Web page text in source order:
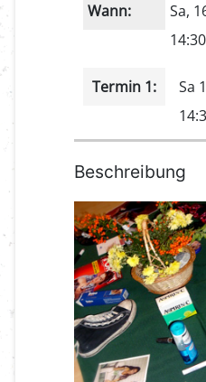
Wann: Sa,
14:30
Termin 1:
Sa
Beschreibung